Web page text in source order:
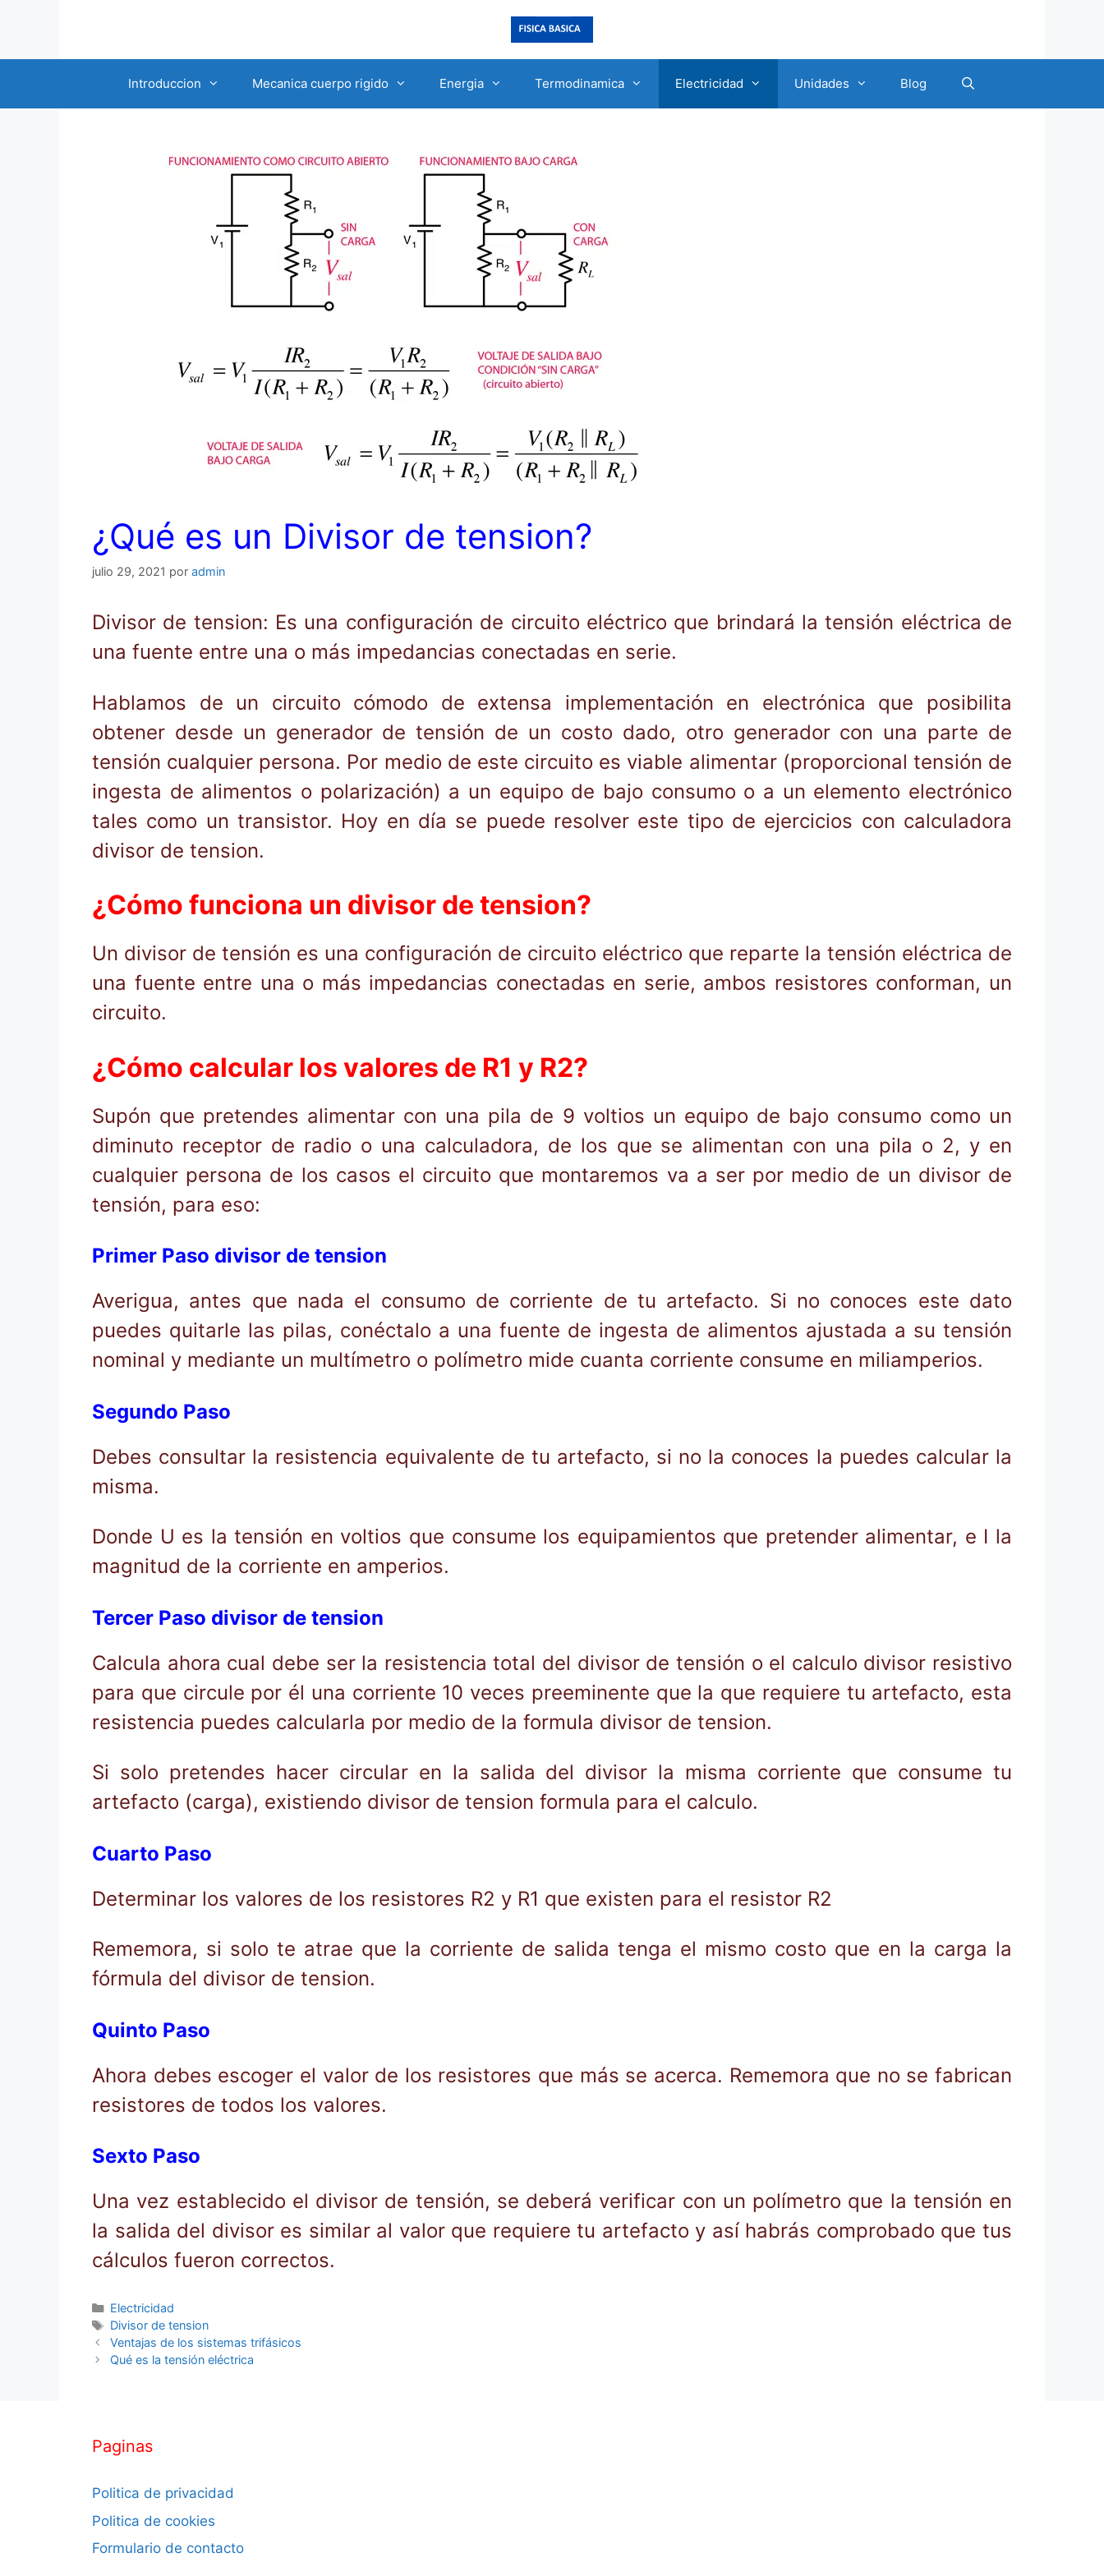
Introduccion Mecanica cuerpo rigido Energia Termodinamica Electricidad Unidades Blog
¿Qué es un Divisor de tension?
julio 29, 2021 por admin
Divisor de tension: Es una configuración de circuito eléctrico que brindará la tensión eléctrica de
una fuente entre una o más impedancias conectadas en serie.
Hablamos de un circuito cómodo de extensa implementación en electrónica que posibilita
obtener desde un generador de tensión de un costo dado, otro generador con una parte de
tensión cualquier persona. Por medio de este circuito es viable alimentar (proporcional tensión de
ingesta de alimentos o polarización) a un equipo de bajo consumo o a un elemento electrónico
tales como un transistor. Hoy en día se puede resolver este tipo de ejercicios con calculadora
divisor de tension.
¿Cómo funciona un divisor de tension?
Un divisor de tensión es una configuración de circuito eléctrico que reparte la tensión eléctrica de
una fuente entre una o más impedancias conectadas en serie, ambos resistores conforman, un
circuito.
¿Cómo calcular los valores de R1 y R2?
Supón que pretendes alimentar con una pila de 9 voltios un equipo de bajo consumo como un
diminuto receptor de radio o una calculadora, de los que se alimentan con una pila o 2, y en
cualquier persona de los casos el circuito que montaremos va a ser por medio de un divisor de
tensión, para eso:
Primer Paso divisor de tension
Averigua, antes que nada el consumo de corriente de tu artefacto. Si no conoces este dato
puedes quitarle las pilas, conéctalo a una fuente de ingesta de alimentos ajustada a su tensión
nominal y mediante un multímetro o polímetro mide cuanta corriente consume en miliamperios.
Segundo Paso
Debes consultar la resistencia equivalente de tu artefacto, si no la conoces la puedes calcular la
misma.
Donde U es la tensión en voltios que consume los equipamientos que pretender alimentar, e I la
magnitud de la corriente en amperios.
Tercer Paso divisor de tension
Calcula ahora cual debe ser la resistencia total del divisor de tensión o el calculo divisor resistivo
para que circule por él una corriente 10 veces preeminente que la que requiere tu artefacto, esta
resistencia puedes calcularla por medio de la formula divisor de tension.
Si solo pretendes hacer circular en la salida del divisor la misma corriente que consume tu
artefacto (carga), existiendo divisor de tension formula para el calculo.
Cuarto Paso
Determinar los valores de los resistores R2 y R1 que existen para el resistor R2
Rememora, si solo te atrae que la corriente de salida tenga el mismo costo que en la carga la
fórmula del divisor de tension.
Quinto Paso
Ahora debes escoger el valor de los resistores que más se acerca. Rememora que no se fabrican
resistores de todos los valores.
Sexto Paso
Una vez establecido el divisor de tensión, se deberá verificar con un polímetro que la tensión en
la salida del divisor es similar al valor que requiere tu artefacto y así habrás comprobado que tus
cálculos fueron correctos.
Categorías
Electricidad
Etiquetas
Divisor de tension
Ventajas de los sistemas trifásicos
Qué es la tensión eléctrica
Paginas
Politica de privacidad
Politica de cookies
Formulario de contacto